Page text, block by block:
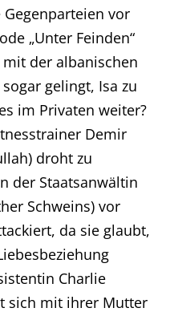
vor
„Unter Feinden“
der albanischen
gelingt, Isa zu
im Privaten weiter?
Demir
droht zu
der Staatsanwältin
Schweins) vor
da sie glaubt,
Charlie
sich mit ihrer Mutter